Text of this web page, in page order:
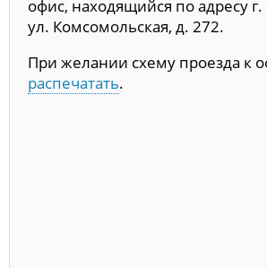
офис, находящийся по адресу
ул. Комсомольская, д. 272.
При желании схему проезда к
распечатать.